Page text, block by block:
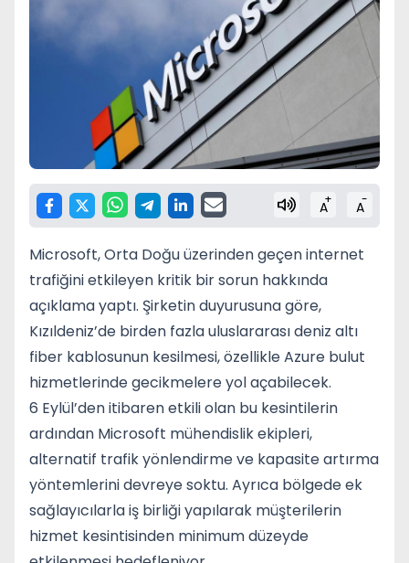
A+ A-
Microsoft, Orta Doğu üzerinden geçen internet
trafiğini etkileyen kritik bir sorun hakkında
açıklama yaptı. Şirketin duyurusuna göre,
Kızıldeniz’de birden fazla uluslararası deniz altı
fiber kablosunun kesilmesi, özellikle Azure bulut
hizmetlerinde gecikmelere yol açabilecek.
6 Eylül’den itibaren etkili olan bu kesintilerin
ardından Microsoft mühendislik ekipleri,
alternatif trafik yönlendirme ve kapasite artırma
yöntemlerini devreye soktu. Ayrıca bölgede ek
sağlayıcılarla iş birliği yapılarak müşterilerin
hizmet kesintisinden minimum düzeyde